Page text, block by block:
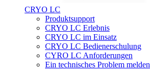
CRYO LC
Produktsupport
CRYO LC Erlebnis
CRYO LC im Einsatz
CRYO LC Bedienerschulung
CYRO LC Anforderungen
Ein technisches Problem melden